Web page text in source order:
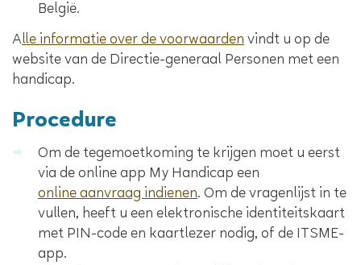
België.
Alle informatie over de voorwaardenvindt u op de
website van de Directie-generaal Personen met een
handicap.
Procedure
Om de tegemoetkoming te krijgen moet u eerst
via de online app My Handicap een
online aanvraag indienen. Om de vragenlijst in te
vullen, heeft u een elektronische identiteitskaart
met PIN-code en kaartlezer nodig, of de ITSME-
app.